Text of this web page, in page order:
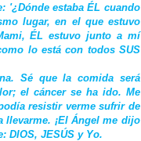
'¿Dónde estaba ÉL cuando
lugar, en el que estuvo
ÉL estuvo junto a mí
lo está con todos SUS
Sé que la comida será
el cáncer se ha ido. Me
resistir verme sufrir de
llevarme. ¡El Ángel me dijo
DIOS, JESÚS y Yo.